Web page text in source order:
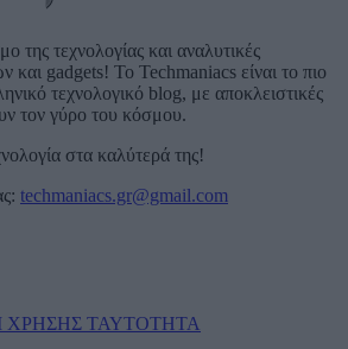
της τεχνολογίας και αναλυτικές
και gadgets! Το Techmaniacs είναι το πιο
τεχνολογικό blog, με αποκλειστικές
τον γύρο του κόσμου.
στα καλύτερά της!
techmaniacs.gr@gmail.com
ΧΡΗΣΗΣ ΤΑΥΤΟΤΗΤΑ